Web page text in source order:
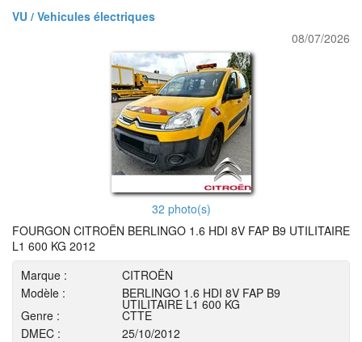
VU / Vehicules électriques
08/07/2026
32 photo(s)
FOURGON CITROËN BERLINGO 1.6 HDI 8V FAP B9 UTILITAIRE
L1 600 KG 2012
Marque :
CITROËN
Modèle :
BERLINGO 1.6 HDI 8V FAP B9
UTILITAIRE L1 600 KG
Genre :
CTTE
DMEC :
25/10/2012